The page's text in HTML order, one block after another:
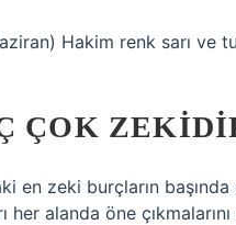
Hakim renk sarı ve
ÇOK
en zeki burçların
alanda öne çıkmalarını